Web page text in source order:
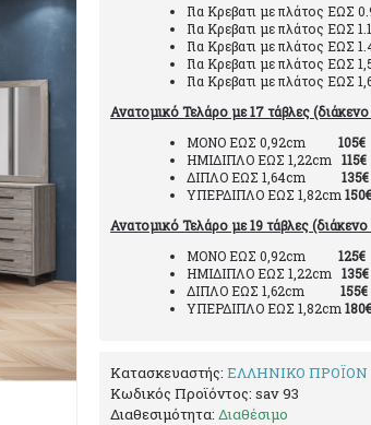
Για Κρεβατι με πλάτος ΕΩΣ
Για Κρεβατι με πλάτος ΕΩΣ
Για Κρεβατι με πλάτος ΕΩΣ
Για Κρεβατι με πλάτος ΕΩΣ
Για Κρεβατι με πλάτος ΕΩΣ
Ανατομικό Τελάρο με 17 τάβλες
ΜΟΝΟ ΕΩΣ 0,92cm 105€
ΗΜΙΔΙΠΛΟ ΕΩΣ 1,22cm 115€
ΔΙΠΛΟ ΕΩΣ 1,64cm 135€
ΥΠΕΡΔΙΠΛΟ ΕΩΣ 1,82cm 150€
Ανατομικό Τελάρο με 19 τάβλες
ΜΟΝΟ ΕΩΣ 0,92cm 125€
ΗΜΙΔΙΠΛΟ ΕΩΣ 1,22cm 135€
ΔΙΠΛΟ ΕΩΣ 1,62cm 155€
ΥΠΕΡΔΙΠΛΟ ΕΩΣ 1,82cm 180€
Κατασκευαστής: ΕΛΛΗΝΙΚΟ ΠΡΟΪΟΝ
Κωδικός Προϊόντος: sav 93
Διαθεσιμότητα: Διαθέσιμο